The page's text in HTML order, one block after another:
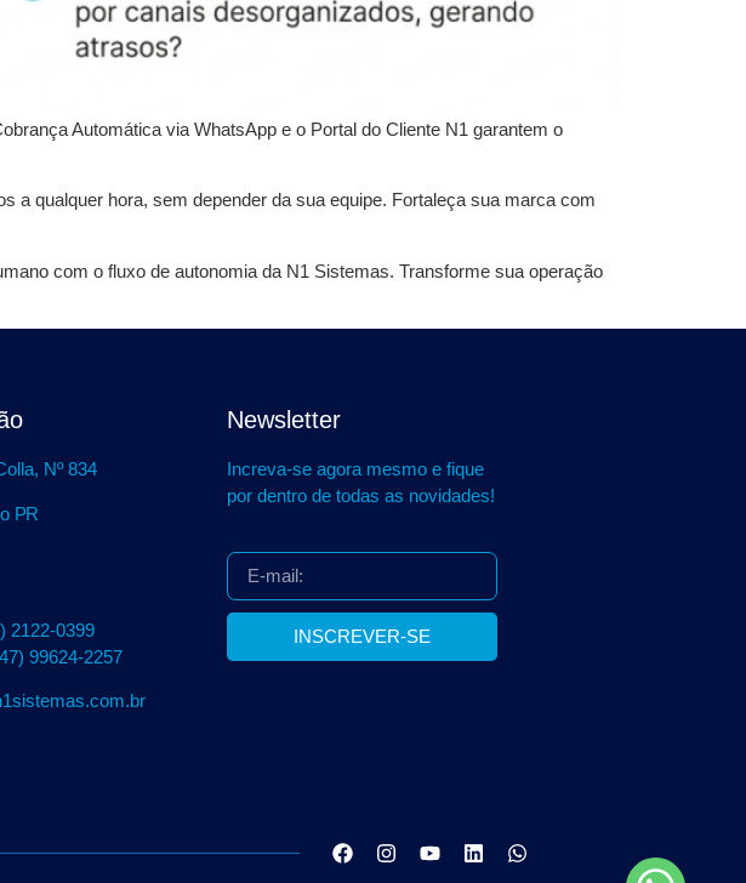
Automática via WhatsApp e o Portal do Cliente N1 garantem o
a qualquer hora, sem depender da sua equipe. Fortaleça sua marca com
com o fluxo de autonomia da N1 Sistemas. Transforme sua operação
Nº 834
PR
2122-0399
99624-2257
Newsletter
Increva-se agora mesmo e fique
por dentro de todas as novidades!
INSCREVER-SE